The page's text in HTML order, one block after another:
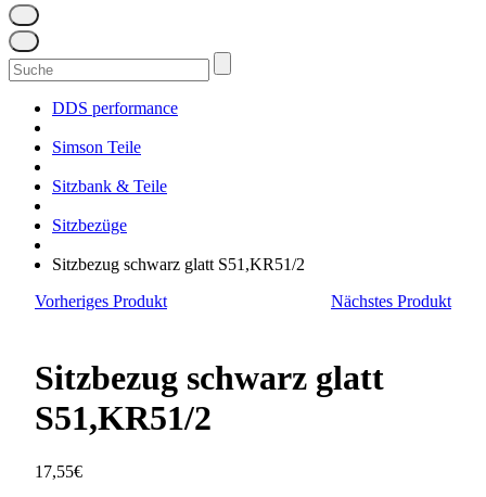
Suchen
nach:
DDS performance
Simson Teile
Sitzbank & Teile
Sitzbezüge
Sitzbezug schwarz glatt S51,KR51/2
Vorheriges Produkt
Nächstes Produkt
Sitzbezug schwarz glatt
S51,KR51/2
17,55€